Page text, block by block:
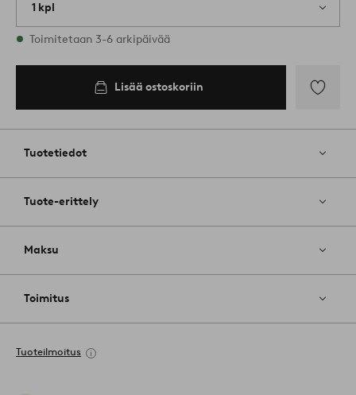
1 kpl
Varastossa
Toimitetaan 3-6 arkipäivää
Lisää ostoskoriin
Tuotetiedot
Tuote-erittely
Maksu
Toimitus
Tuoteilmoitus